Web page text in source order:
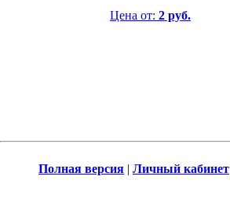
Цена от: 2 руб.
Полная версия | Личный кабинет